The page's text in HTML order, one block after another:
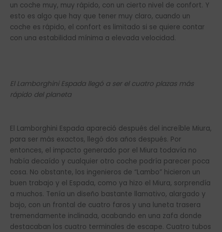
un coche muy, muy rápido, con un cierto nivel de confort. Y
esto es algo que hay que tener muy claro, cuando un
coche es rápido, el confort es limitado si se quiere contar
con una estabilidad mínima a elevada velocidad.
El Lamborghini Espada llegó a ser el cuatro plazas más
rápido del planeta
El Lamborghini Espada apareció después del increíble Miura,
para ser más exactos, llegó dos años después. Por
entonces, el impacto generado por el Miura todavía no
había decaído y cualquier otro coche podría parecer poca
cosa. No obstante, los ingenieros de “Lambo” hicieron un
buen trabajo y el Espada, como ya hizo el Miura, sorprendía
a muchos. Tenía un diseño bastante llamativo, alargado y
bajo, con un frontal de cuatro faros y una luneta trasera
tremendamente inclinada, acabando en una zafa donde
destacaban los cuatro terminales de escape. Cuatro tubos